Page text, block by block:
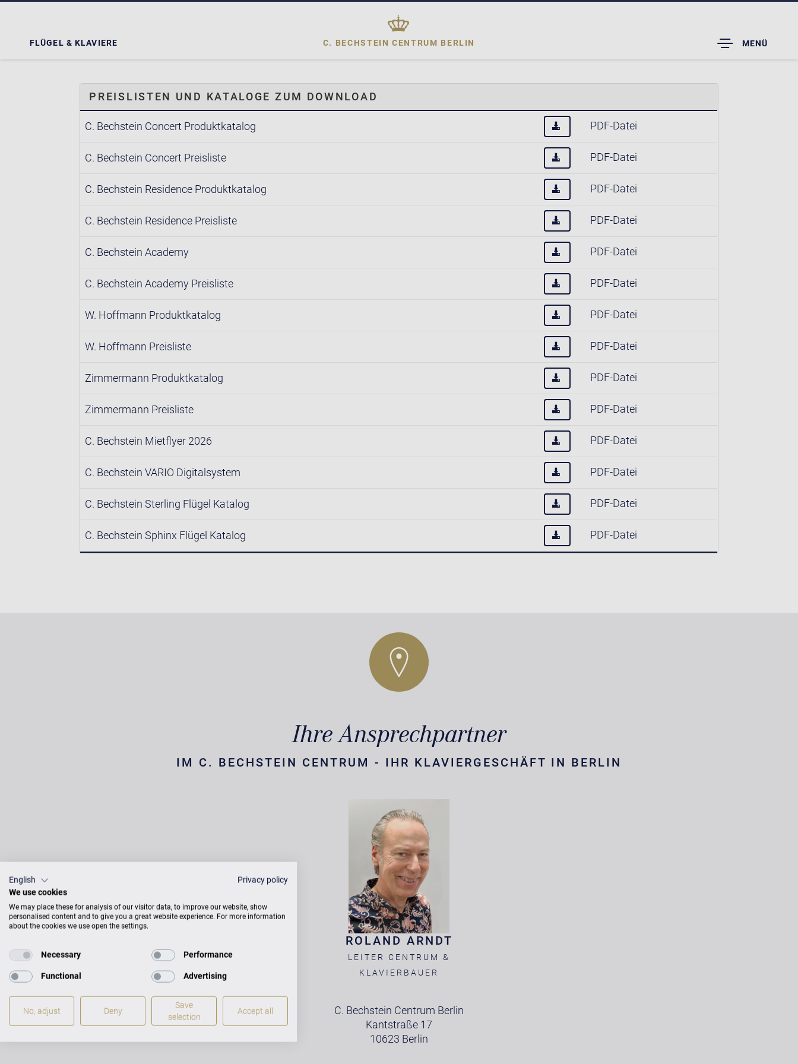
FLÜGEL & KLAVIERE C. BECHSTEIN CENTRUM BERLIN
TOGGLE
DROPDOWN
MENÜ
PREISLISTEN UND KATALOGE ZUM DOWNLOAD
C. Bechstein Concert Produktkatalog PDF-Datei
C. Bechstein Concert Preisliste PDF-Datei
C. Bechstein Residence Produktkatalog PDF-Datei
C. Bechstein Residence Preisliste PDF-Datei
C. Bechstein Academy PDF-Datei
C. Bechstein Academy Preisliste PDF-Datei
W. Hoffmann Produktkatalog PDF-Datei
W. Hoffmann Preisliste PDF-Datei
Zimmermann Produktkatalog PDF-Datei
Zimmermann Preisliste PDF-Datei
C. Bechstein Mietflyer 2026 PDF-Datei
C. Bechstein VARIO Digitalsystem PDF-Datei
C. Bechstein Sterling Flügel Katalog PDF-Datei
C. Bechstein Sphinx Flügel Katalog PDF-Datei
Ihre Ansprechpartner
IM C. BECHSTEIN CENTRUM - IHR KLAVIERGESCHÄFT IN BERLIN
ROLAND ARNDT
LEITER CENTRUM &
KLAVIERBAUER
C. Bechstein Centrum Berlin
Kantstraße 17
10623 Berlin
English
Privacy policy
We use cookies
We may place these for analysis of our visitor data, to improve our website, show
personalised content and to give you a great website experience. For more information
about the cookies we use open the settings.
Necessary Performance
Functional Advertising
No, adjust Deny
Save
selection
Accept all